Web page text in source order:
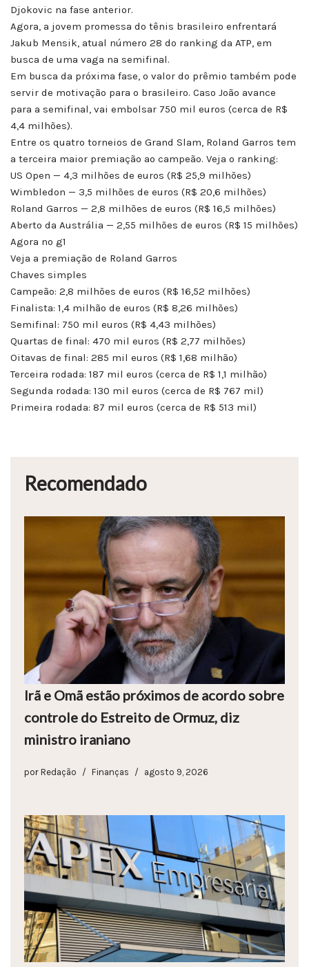
Djokovic na fase anterior.
Agora, a jovem promessa do tênis brasileiro enfrentará
Jakub Mensik, atual número 28 do ranking da ATP, em
busca de uma vaga na semifinal.
Em busca da próxima fase, o valor do prêmio também pode
servir de motivação para o brasileiro. Caso João avance
para a semifinal, vai embolsar 750 mil euros (cerca de R$
4,4 milhões).
Entre os quatro torneios de Grand Slam, Roland Garros tem
a terceira maior premiação ao campeão. Veja o ranking:
US Open — 4,3 milhões de euros (R$ 25,9 milhões)
Wimbledon — 3,5 milhões de euros (R$ 20,6 milhões)
Roland Garros — 2,8 milhões de euros (R$ 16,5 milhões)
Aberto da Austrália — 2,55 milhões de euros (R$ 15 milhões)
Agora no g1
Veja a premiação de Roland Garros
Chaves simples
Campeão: 2,8 milhões de euros (R$ 16,52 milhões)
Finalista: 1,4 milhão de euros (R$ 8,26 milhões)
Semifinal: 750 mil euros (R$ 4,43 milhões)
Quartas de final: 470 mil euros (R$ 2,77 milhões)
Oitavas de final: 285 mil euros (R$ 1,68 milhão)
Terceira rodada: 187 mil euros (cerca de R$ 1,1 milhão)
Segunda rodada: 130 mil euros (cerca de R$ 767 mil)
Primeira rodada: 87 mil euros (cerca de R$ 513 mil)
Recomendado
Irã e Omã estão próximos de acordo sobre
controle do Estreito de Ormuz, diz
ministro iraniano
por Redação Finanças agosto 9, 2026